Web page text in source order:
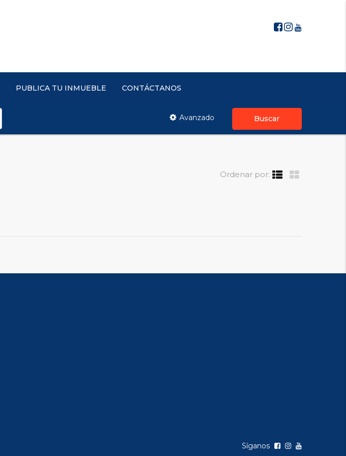
PUBLICA TU INMUEBLE CONTÁCTANOS
Avanzado Buscar
Ordenar por:
Síganos